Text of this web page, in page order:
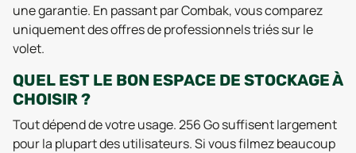
une garantie. En passant par Combak, vous comparez
uniquement des offres de professionnels triés sur le
volet.
QUEL EST LE BON ESPACE DE STOCKAGE À
CHOISIR ?
Tout dépend de votre usage. 256 Go suffisent largement
pour la plupart des utilisateurs. Si vous filmez beaucoup